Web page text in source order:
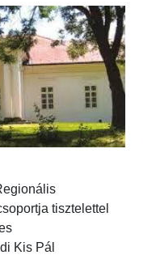
tisztelettel
Kis Pál